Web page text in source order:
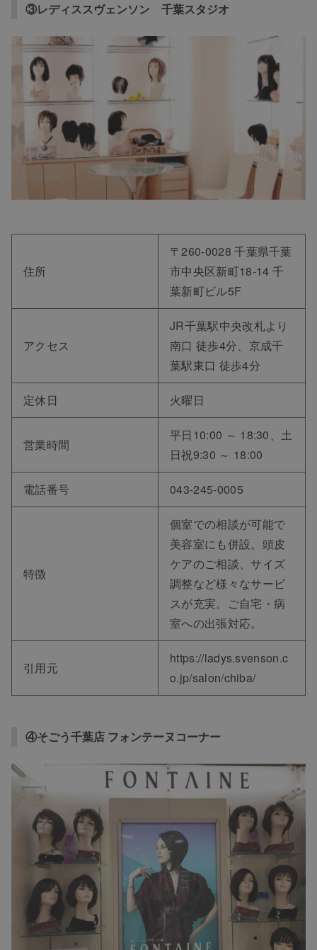
③レディススヴェンソン 千葉スタジオ
住所
〒260-0028 千葉県千葉
市中央区新町18-14 千
葉新町ビル5F
アクセス
JR千葉駅中央改札より
南口 徒歩4分、京成千
葉駅東口 徒歩4分
定休日 火曜日
営業時間
平日10:00 ～ 18:30、土
日祝9:30 ～ 18:00
電話番号 043-245-0005
特徴
個室での相談が可能で
美容室にも併設。頭皮
ケアのご相談、サイズ
調整など様々なサービ
スが充実。ご自宅・病
室への出張対応。
引用元
https://ladys.svenson.c
o.jp/salon/chiba/
④そごう千葉店 フォンテーヌコーナー